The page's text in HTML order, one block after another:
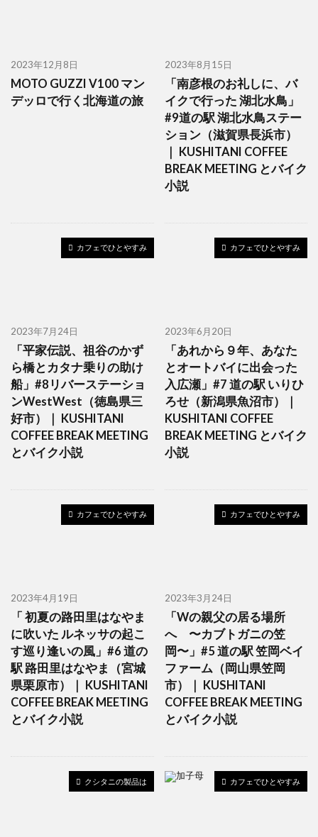
2023年12月8日
MOTO GUZZI V100 マン
デッロで行く北海道の旅
2023年8月15日
「南彦根のお礼しに、バ
イクで行った 湖北水鳥」
#9道の駅 湖北水鳥ステー
ション（滋賀県長浜市）
｜ KUSHITANI COFFEE
BREAK MEETING とバイク
小説
カフェでひとやすみ
2023年7月24日
「平家伝説、祖谷のかず
ら橋とカタナ乗りの助け
船」#8リバーステーショ
ンWestWest（徳島県三
好市）｜ KUSHITANI
COFFEE BREAK MEETING
とバイク小説
カフェでひとやすみ
2023年6月20日
「あれから９年、あなた
とオートバイに出会った
入広瀬」#7 道の駅 いりひ
ろせ（新潟県魚沼市）｜
KUSHITANI COFFEE
BREAK MEETING とバイク
小説
カフェでひとやすみ
2023年4月19日
「 初夏の路田里はなやま
に吹いた ルネッサの起こ
す巡り逢いの風」#6 道の
駅 路田里はなやま（宮城
県栗原市）｜ KUSHITANI
COFFEE BREAK MEETING
とバイク小説
カフェでひとやすみ
2023年3月24日
「Wの親父の居る場所
へ 〜カブトガニの笠
岡〜」#5 道の駅 笠岡ベイ
ファーム（岡山県笠岡
市）｜ KUSHITANI
COFFEE BREAK MEETING
とバイク小説
クシタニの製品は カフェでひとやすみ